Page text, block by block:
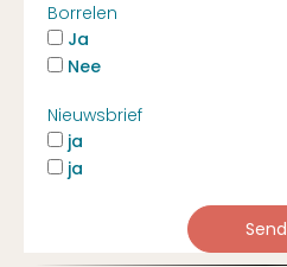
Borrelen
Ja
Nee
Nieuwsbrief
ja
ja
Send